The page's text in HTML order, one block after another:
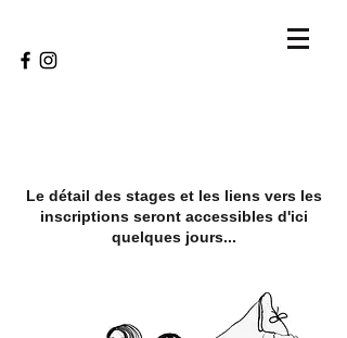
Le détail des stages et les liens vers les
inscriptions seront accessibles d'ici
quelques jours...